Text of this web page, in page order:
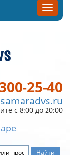
25-40
с 8:00 до 20:00